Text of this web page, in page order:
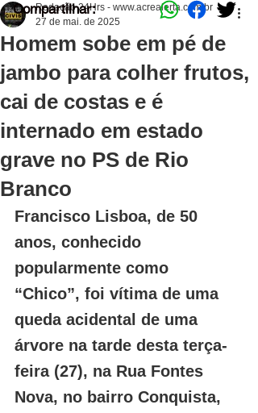
Homem sobe em pé de
jambo para colher frutos,
cai de costas e é
internado em estado
grave no PS de Rio
Branco
Redação 24Hrs - www.acrealerta.com.br
27 de mai. de 2025
Francisco Lisboa, de 50
anos, conhecido
popularmente como
“Chico”, foi vítima de uma
queda acidental de uma
árvore na tarde desta terça-
feira (27), na Rua Fontes
Nova, no bairro Conquista,
Compartilhar: